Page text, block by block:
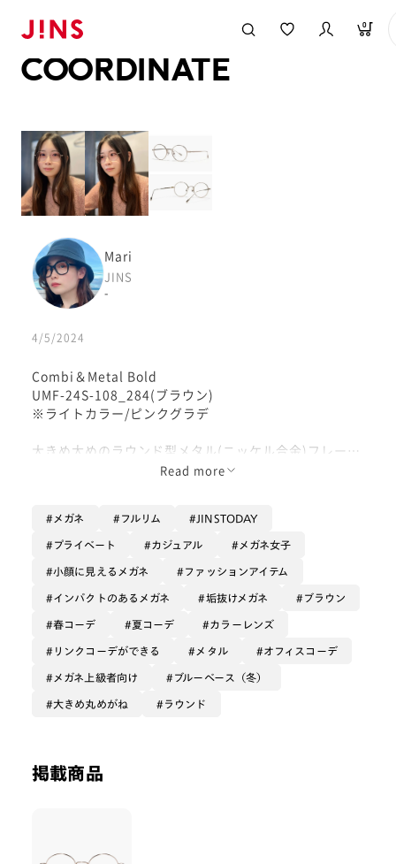
0
COORDINATE
Mari
JINS
-
4/5/2024
Combi＆Metal Bold
UMF-24S-108_284(ブラウン)
※ライトカラー/ピンクグラデ
大きめ太めのラウンド型メタル(ニッケル合金)フレーム
通常フレームと比べて厚みがある分、レンズのはみ出し
がやや軽減されます。
大きめのフレームなので全くはみ出ないというわけには
行きませんが、度数強めの方がメタル素材を選ぶ際の選
択肢のひとつとして、とてもオススメです。
のワンポイントに最適です！
系の優しい色味の装いと合わせやすいです。
【ピンクグラデ】をカスタム。
肌なじみが良いためあまり目立たず、かつ目元にアイシ
Read more
メガネ フルリム JINSTODAY
プライベート カジュアル メガネ女子
小顔に見えるメガネ ファッションアイテム
インパクトのあるメガネ 垢抜けメガネ ブラウン
春コーデ 夏コーデ カラーレンズ
リンクコーデができる メタル オフィスコーデ
メガネ上級者向け ブルーベース（冬）
大きめ丸めがね ラウンド
掲載商品